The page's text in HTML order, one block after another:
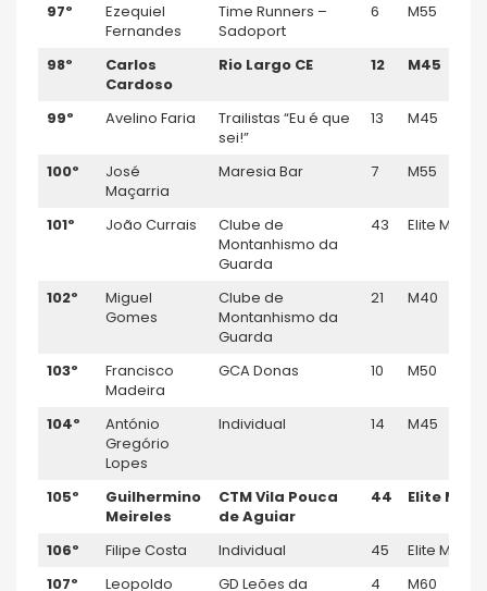
97º
Ezequiel
Fernandes
Time Runners –
Sadoport
6 M55
98º
Carlos
Cardoso
Rio Largo CE 12 M45
99º Avelino Faria
Trailistas “Eu é que
sei!”
13 M45
100º
José
Maçarria
Maresia Bar 7 M55
101º João Currais
Clube de
Montanhismo da
Guarda
43 Elite M
102º
Miguel
Gomes
Clube de
Montanhismo da
Guarda
21 M40
103º
Francisco
Madeira
GCA Donas 10 M50
104º
António
Gregório
Lopes
Individual 14 M45
105º
Guilhermino
Meireles
CTM Vila Pouca
de Aguiar
44 Elite M
106º Filipe Costa Individual 45
Elite M
107º
Leopoldo GD Leões da 4 M60